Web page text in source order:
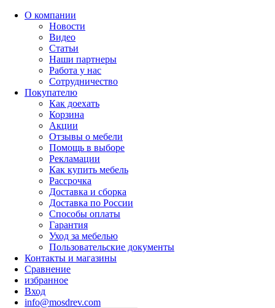
О компании
Новости
Видео
Статьи
Наши партнеры
Работа у нас
Сотрудничество
Покупателю
Как доехать
Корзина
Акции
Отзывы о мебели
Помощь в выборе
Рекламации
Как купить мебель
Рассрочка
Доставка и сборка
Доставка по России
Способы оплаты
Гарантия
Уход за мебелью
Пользовательские документы
Контакты и магазины
Сравнение
избранное
Вход
info@mosdrev.com